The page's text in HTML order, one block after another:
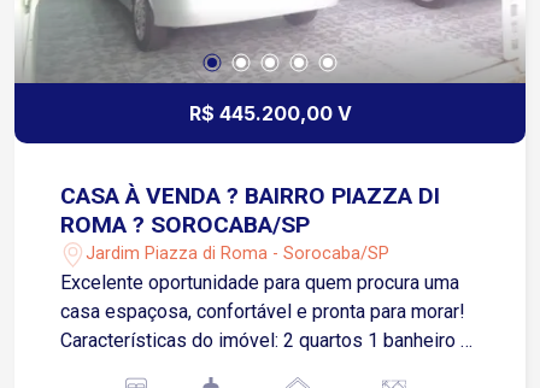
R$ 445.200,00 V
CASA À VENDA ? BAIRRO PIAZZA DI
ROMA ? SOROCABA/SP
Jardim Piazza di Roma - Sorocaba/SP
Excelente oportunidade para quem procura uma
casa espaçosa, confortável e pronta para morar!
Características do imóvel: 2 quartos 1 banheiro +